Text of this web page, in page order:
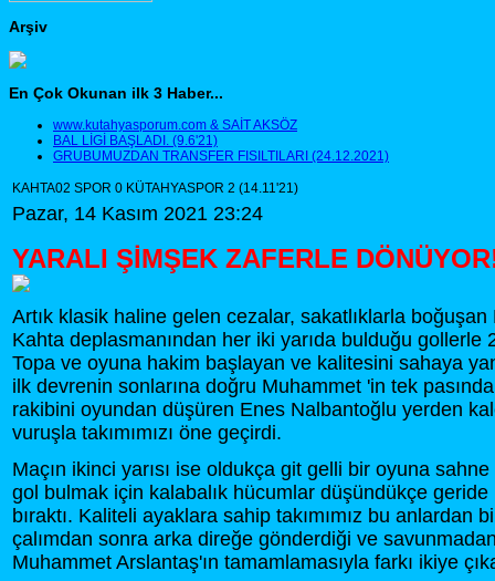
Arşiv
En Çok Okunan ilk 3 Haber...
www.kutahyasporum.com & SAİT AKSÖZ
BAL LİGİ BAŞLADI. (9.6'21)
GRUBUMUZDAN TRANSFER FISILTILARI (24.12.2021)
KAHTA02 SPOR 0 KÜTAHYASPOR 2 (14.11'21)
Pazar, 14 Kasım 2021 23:24
YARALI ŞİMŞEK ZAFERLE
Artık klasik haline gelen cezalar, sakatlıklarla
Kahta deplasmanından her iki yarıda bulduğu gollerle
Topa ve oyuna hakim başlayan ve kalitesini sahaya
ilk devrenin sonlarına doğru Muhammet 'in tek
rakibini oyundan düşüren Enes Nalbantoğlu yerden
vuruşla takımımızı öne geçirdi.
Maçın ikinci yarısı ise oldukça git gelli bir oyuna
gol bulmak için kalabalık hücumlar düşündükçe
bıraktı. Kaliteli ayaklara sahip takımımız bu anlardan
çalımdan sonra arka direğe gönderdiği ve
Muhammet Arslantaş'ın tamamlamasıyla farkı ikiye